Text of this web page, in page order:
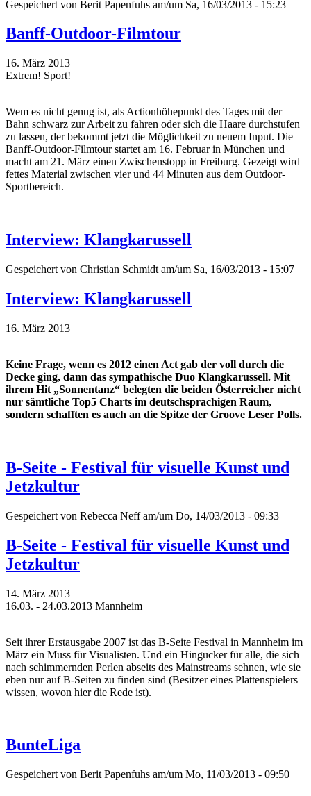
Gespeichert von Berit Papenfuhs am/um Sa, 16/03/2013 - 15:23
Banff-Outdoor-Filmtour
16. März 2013
Extrem! Sport!
Wem es nicht genug ist, als Actionhöhepunkt des Tages mit der
Bahn schwarz zur Arbeit zu fahren oder sich die Haare durchstufen
zu lassen, der bekommt jetzt die Möglichkeit zu neuem Input. Die
Banff-Outdoor-Filmtour startet am 16. Februar in München und
macht am 21. März einen Zwischenstopp in Freiburg. Gezeigt wird
fettes Material zwischen vier und 44 Minuten aus dem Outdoor-
Sportbereich.
Interview: Klangkarussell
Gespeichert von Christian Schmidt am/um Sa, 16/03/2013 - 15:07
Interview: Klangkarussell
16. März 2013
Keine Frage, wenn es 2012 einen Act gab der voll durch die
Decke ging, dann das sympathische Duo Klangkarussell. Mit
ihrem Hit „Sonnentanz“ belegten die beiden Österreicher nicht
nur sämtliche Top5 Charts im deutschsprachigen Raum,
sondern schafften es auch an die Spitze der Groove Leser Polls.
B-Seite - Festival für visuelle Kunst und
Jetzkultur
Gespeichert von Rebecca Neffam/um Do, 14/03/2013 - 09:33
B-Seite - Festival für visuelle Kunst und
Jetzkultur
14. März 2013
16.03. - 24.03.2013 Mannheim
Seit ihrer Erstausgabe 2007 ist das B-Seite Festival in Mannheim im
März ein Muss für Visualisten. Und ein Hingucker für alle, die sich
nach schimmernden Perlen abseits des Mainstreams sehnen, wie sie
eben nur auf B-Seiten zu finden sind (Besitzer eines Plattenspielers
wissen, wovon hier die Rede ist).
BunteLiga
Gespeichert von Berit Papenfuhs am/um Mo, 11/03/2013 - 09:50